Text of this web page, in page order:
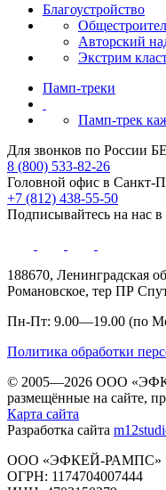
Благоустройство
Авторский
Экстрим
Памп‑треки
Памп-трек
Для звонков по России
8 (800) 533-82-26
Головной офис в Санкт-
+7 (812) 438-55-50
Подписывайтесь на нас в
188670, Ленинградская
Романовское, тер ПР
Пн-Пт: 9.00—19.00 (по
Политика обработки
© 2005—2026 ООО
размещённые на сайте,
Карта сайта
Разработка сайта
ООО «ЭФКЕЙ-РАМПС»
ОГРН: 1174704007444